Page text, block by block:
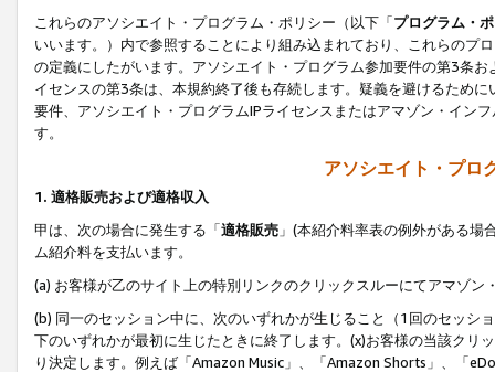
これらのアソシエイト・プログラム・ポリシー（以下「プログラム・
いいます。）内で参照することにより組み込まれており、これらのプ
の定義にしたがいます。アソシエイト・プログラム参加要件の第3条
イセンスの第3条は、本規約終了後も存続します。疑義を避けるため
要件、アソシエイト・プログラムIPライセンスまたはアマゾン・イン
す。
アソシエイト・プロ
1. 適格販売および適格収入
甲は、次の場合に発生する「適格販売 」(本紹介料率表の例外がある
ム紹介料を支払います。
(a) お客様が乙のサイト上の特別リンクのクリックスルーにてアマゾン
(b) 同一のセッション中に、次のいずれかが生じること（1回のセッシ
下のいずれかが最初に生じたときに終了します。(x)お客様の当該ク
り決定します。例えば「Amazon Music」、「Amazon Shorts」、「